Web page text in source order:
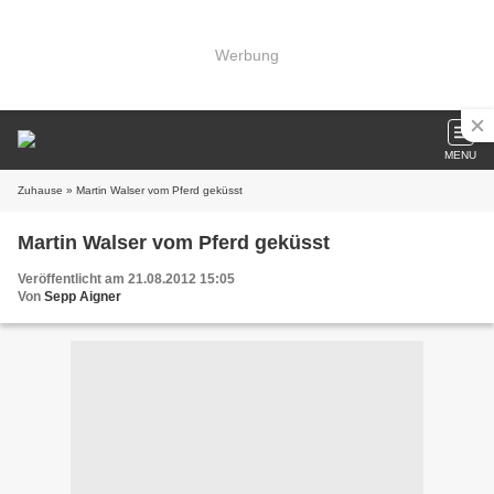
Werbung
MENU
Zuhause » Martin Walser vom Pferd geküsst
Martin Walser vom Pferd geküsst
Veröffentlicht am 21.08.2012 15:05
Von Sepp Aigner